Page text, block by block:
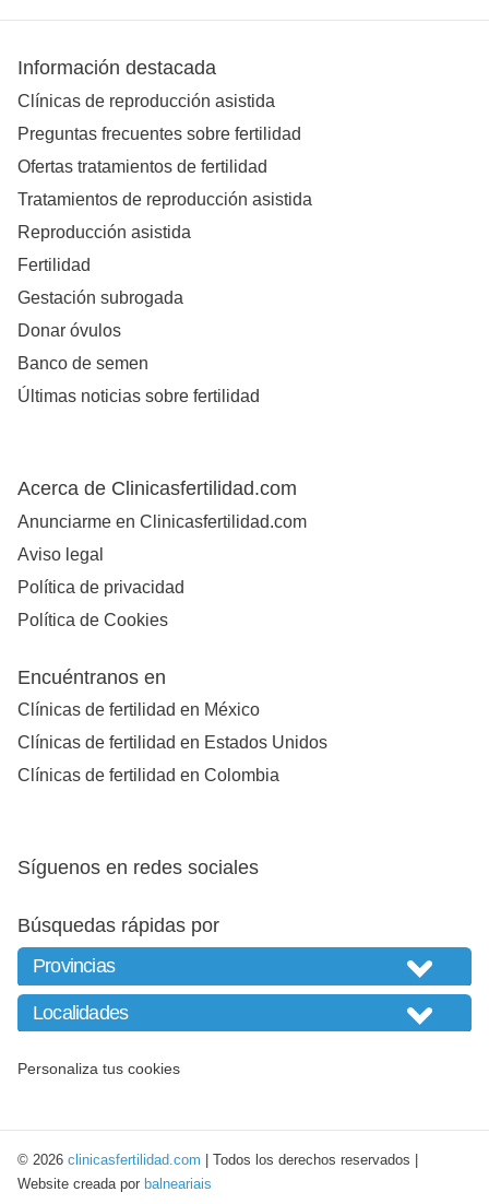
Información destacada
Clínicas de reproducción asistida
Preguntas frecuentes sobre fertilidad
Ofertas tratamientos de fertilidad
Tratamientos de reproducción asistida
Reproducción asistida
Fertilidad
Gestación subrogada
Donar óvulos
Banco de semen
Últimas noticias sobre fertilidad
Acerca de Clinicasfertilidad.com
Anunciarme en Clinicasfertilidad.com
Aviso legal
Política de privacidad
Política de Cookies
Encuéntranos en
Clínicas de fertilidad en México
Clínicas de fertilidad en Estados Unidos
Clínicas de fertilidad en Colombia
Síguenos en redes sociales
Búsquedas rápidas por
Personaliza tus cookies
© 2026 clinicasfertilidad.com | Todos los derechos reservados |
Website creada por balneariais